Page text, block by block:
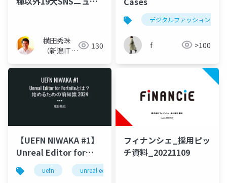
横田秀珠
（新潟ITコ
ト）
130
デジタルファッション
f >100
【UEFN NIWAKA #1】
Unreal Editor for
Fortniteとは？ 始める
ための前知識 2024
uefn unreal editor for fortnite
フィナンシェ_採用ピッ
チ資料_20221109